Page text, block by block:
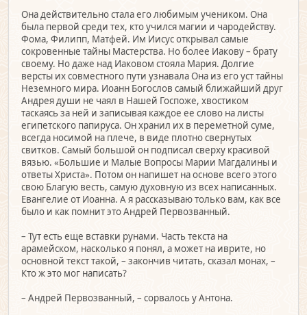
Она действительно стала его любимым учеником. Она
была первой среди тех, кто учился магии и чародейству.
Фома, Филипп, Матфей. Им Иисус открывал самые
сокровенные тайны Мастерства. Но более Иакову – брату
своему. Но даже над Иаковом стояла Мария. Долгие
версты их совместного пути узнавала Она из его уст тайны
Неземного мира. Иоанн Богослов самый ближайший друг
Андрея души не чаял в Нашей Госпоже, хвостиком
таскаясь за ней и записывая каждое ее слово на листы
египетского папируса. Он хранил их в переметной суме,
всегда носимой на плече, в виде плотно свернутых
свитков. Самый большой он подписал сверху красивой
вязью. «Большие и Малые Вопросы Марии Магдалины и
ответы Христа». Потом он напишет на основе всего этого
свою Благую весть, самую духовную из всех написанных.
Евангелие от Иоанна. А я рассказываю только вам, как все
было и как помнит это Андрей Первозванный.
– Тут есть еще вставки рунами. Часть текста на
арамейском, насколько я понял, а может на иврите, но
основной текст такой, – закончив читать, сказал монах, –
Кто ж это мог написать?
– Андрей Первозванный, – сорвалось у Антона.